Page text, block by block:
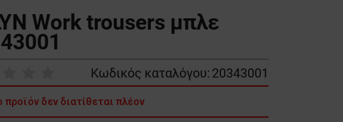
Work trousers μπλε
Κωδικός καταλόγου: 20343001
προϊόν δεν διατίθεται πλέον